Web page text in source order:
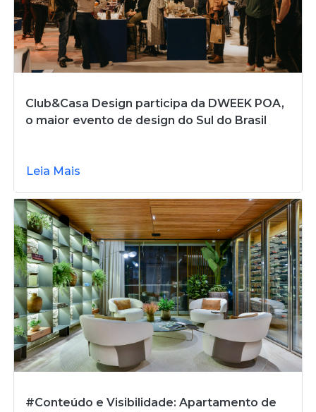
Club&Casa Design participa da DWEEK POA,
o maior evento de design do Sul do Brasil
Leia Mais
#Conteúdo e Visibilidade: Apartamento de